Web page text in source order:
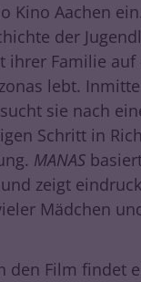
Kino Aachen
der
ihrer Familie auf
lebt.
sie nach
Schritt in
MANAS
zeigt
Mädchen
den Film findet